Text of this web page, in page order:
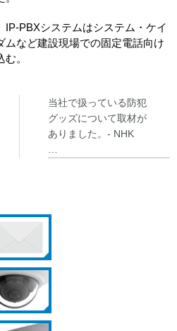
PBXシステムはシステム・ケイ
ムなど建設現場での固定電話向け
。
当社で扱っている防犯
グッズについて取材が
ありました。- NHK